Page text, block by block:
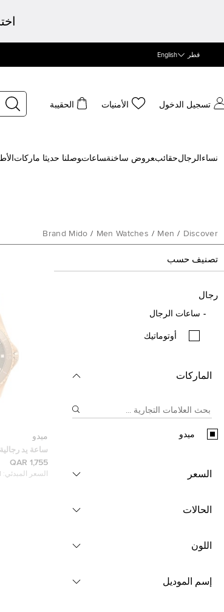
قطر English
تسجيل الدخول الأمنيات الحقيبة
نساء الرجالحقائب‍عروض ساخنة‍ساعات‍وصلنا حديثا ‍ ماركات
Discover
/
Men
/
Men Watches
/
Brand Mido
تصنيف حسب
رجال
ساعات الرجال
أوتوماتيك
الماركات
ميدو
السعر
الحالات
اللون
إسم الموديل
ميدو
ساعة يد
في دي ذهبي وردي
1,755 QAR
السعر المبدئي: